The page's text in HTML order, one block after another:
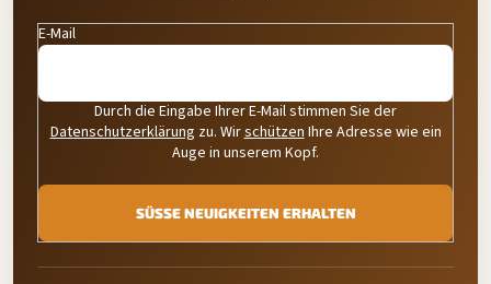
E-Mail
Durch die Eingabe Ihrer E-Mail stimmen Sie der
Datenschutzerklärung zu. WirschützenIhre Adresse wie ein
Auge in unserem Kopf.
SÜSSE NEUIGKEITEN ERHALTEN